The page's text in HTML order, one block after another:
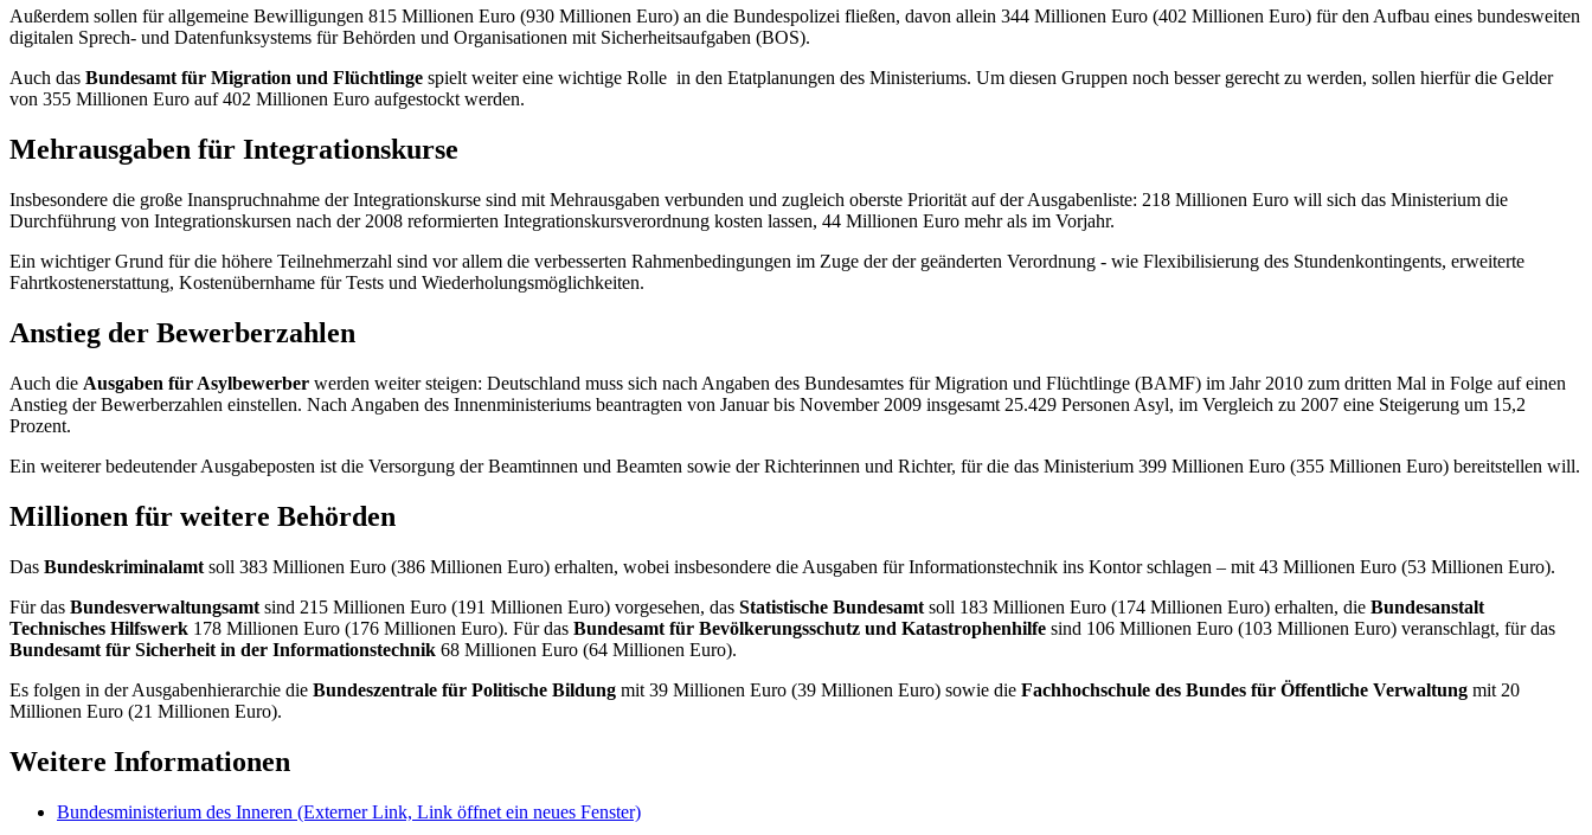
Außerdem sollen für allgemeine Bewilligungen 815 Millionen Euro (930 Millionen Euro) an die Bundespolizei fließen, davon allein 344 Millionen Euro (402 Millionen Euro) für den Aufbau eines bundesweiten
digitalen Sprech- und Datenfunksystems für Behörden und Organisationen mit Sicherheitsaufgaben (BOS).
Auch das Bundesamt für Migration und Flüchtlinge spielt weiter eine wichtige Rolle in den Etatplanungen des Ministeriums. Um diesen Gruppen noch besser gerecht zu werden, sollen hierfür die Gelder
von 355 Millionen Euro auf 402 Millionen Euro aufgestockt werden.
Mehrausgaben für Integrationskurse
Insbesondere die große Inanspruchnahme der Integrationskurse sind mit Mehrausgaben verbunden und zugleich oberste Priorität auf der Ausgabenliste: 218 Millionen Euro will sich das Ministerium die
Durchführung von Integrationskursen nach der 2008 reformierten Integrationskursverordnung kosten lassen, 44 Millionen Euro mehr als im Vorjahr.
Ein wichtiger Grund für die höhere Teilnehmerzahl sind vor allem die verbesserten Rahmenbedingungen im Zuge der der geänderten Verordnung - wie Flexibilisierung des Stundenkontingents, erweiterte
Fahrtkostenerstattung, Kostenübernhame für Tests und Wiederholungsmöglichkeiten.
Anstieg der Bewerberzahlen
Auch die Ausgaben für Asylbewerber werden weiter steigen: Deutschland muss sich nach Angaben des Bundesamtes für Migration und Flüchtlinge (BAMF) im Jahr 2010 zum dritten Mal in Folge auf einen
Anstieg der Bewerberzahlen einstellen. Nach Angaben des Innenministeriums beantragten von Januar bis November 2009 insgesamt 25.429 Personen Asyl, im Vergleich zu 2007 eine Steigerung um 15,2
Prozent.
Ein weiterer bedeutender Ausgabeposten ist die Versorgung der Beamtinnen und Beamten sowie der Richterinnen und Richter, für die das Ministerium 399 Millionen Euro (355 Millionen Euro) bereitstellen will.
Millionen für weitere Behörden
Das Bundeskriminalamt soll 383 Millionen Euro (386 Millionen Euro) erhalten, wobei insbesondere die Ausgaben für Informationstechnik ins Kontor schlagen – mit 43 Millionen Euro (53 Millionen Euro).
Für das Bundesverwaltungsamt sind 215 Millionen Euro (191 Millionen Euro) vorgesehen, das Statistische Bundesamt soll 183 Millionen Euro (174 Millionen Euro) erhalten, die Bundesanstalt
Technisches Hilfswerk 178 Millionen Euro (176 Millionen Euro). Für das Bundesamt für Bevölkerungsschutz und Katastrophenhilfe sind 106 Millionen Euro (103 Millionen Euro) veranschlagt, für das
Bundesamt für Sicherheit in der Informationstechnik 68 Millionen Euro (64 Millionen Euro).
Es folgen in der Ausgabenhierarchie die Bundeszentrale für Politische Bildung mit 39 Millionen Euro (39 Millionen Euro) sowie die Fachhochschule des Bundes für Öffentliche Verwaltung mit 20
Millionen Euro (21 Millionen Euro).
Weitere Informationen
Bundesministerium des Inneren (Externer Link, Link öffnet ein neues Fenster)